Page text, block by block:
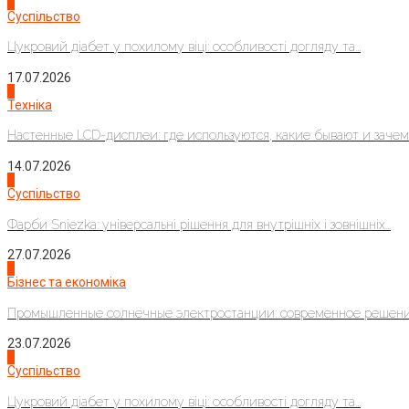
Суспільство
Цукровий діабет у похилому віці: особливості догляду та...
17.07.2026
Техніка
Настенные LCD-дисплеи: где используются, какие бывают и
14.07.2026
Суспільство
Фарби Sniezka: універсальні рішення для внутрішніх і зовнішніх...
27.07.2026
Бізнес та економіка
Промышленные солнечные электростанции: современное
23.07.2026
Суспільство
Цукровий діабет у похилому віці: особливості догляду та...